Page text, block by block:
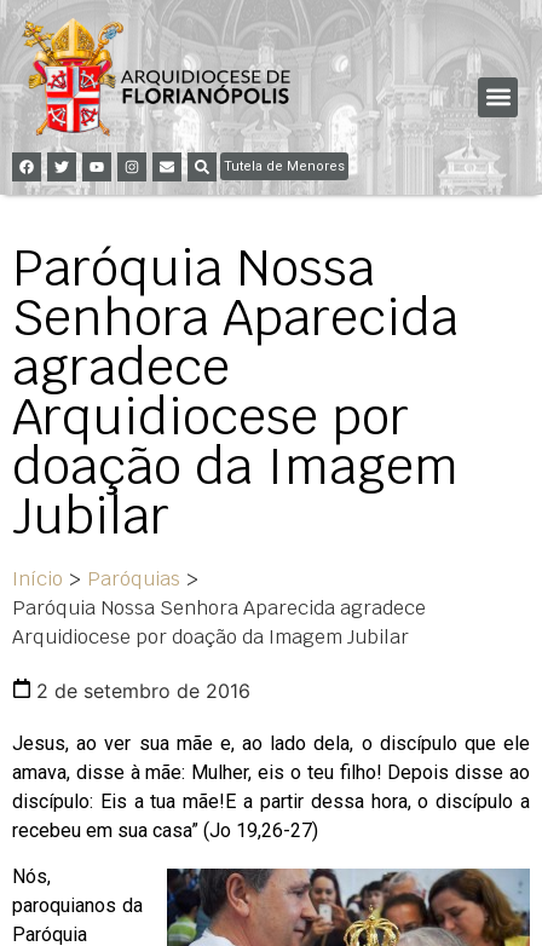
Tutela de Menores
Paróquia Nossa
Senhora Aparecida
agradece
Arquidiocese por
doação da Imagem
Jubilar
Início > Paróquias >
Paróquia Nossa Senhora Aparecida agradece
Arquidiocese por doação da Imagem Jubilar
2 de setembro de 2016
Jesus, ao ver sua mãe e, ao lado dela, o discípulo que ele
amava, disse à mãe: Mulher, eis o teu filho! Depois disse ao
discípulo: Eis a tua mãe!E a partir dessa hora, o discípulo a
recebeu em sua casa” (Jo 19,26-27)
Nós,
paroquianos da
Paróquia